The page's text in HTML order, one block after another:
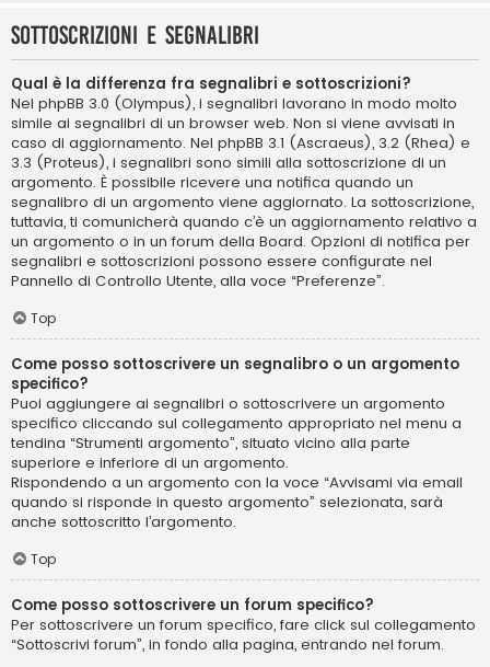
Sottoscrizioni e segnalibri
Qual è la differenza fra segnalibri e sottoscrizioni?
Nel phpBB 3.0 (Olympus), i segnalibri lavorano in modo molto
simile ai segnalibri di un browser web. Non si viene avvisati in
caso di aggiornamento. Nel phpBB 3.1 (Ascraeus), 3.2 (Rhea) e
3.3 (Proteus), i segnalibri sono simili alla sottoscrizione di un
argomento. È possibile ricevere una notifica quando un
segnalibro di un argomento viene aggiornato. La sottoscrizione,
tuttavia, ti comunicherà quando c’è un aggiornamento relativo a
un argomento o in un forum della Board. Opzioni di notifica per
segnalibri e sottoscrizioni possono essere configurate nel
Pannello di Controllo Utente, alla voce “Preferenze”.
Top
Come posso sottoscrivere un segnalibro o un argomento
specifico?
Puoi aggiungere ai segnalibri o sottoscrivere un argomento
specifico cliccando sul collegamento appropriato nel menu a
tendina “Strumenti argomento”, situato vicino alla parte
superiore e inferiore di un argomento.
Rispondendo a un argomento con la voce “Avvisami via email
quando si risponde in questo argomento” selezionata, sarà
anche sottoscritto l’argomento.
Top
Come posso sottoscrivere un forum specifico?
Per sottoscrivere un forum specifico, fare click sul collegamento
“Sottoscrivi forum”, in fondo alla pagina, entrando nel forum.